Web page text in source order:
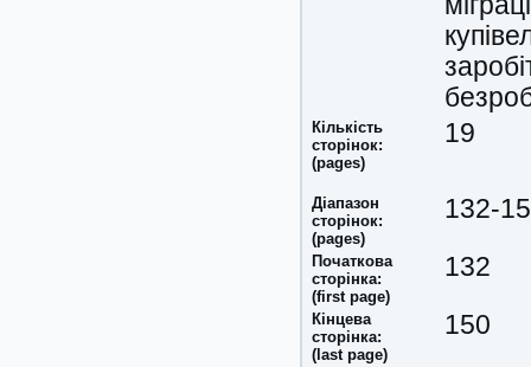
Кількість
сторінок:
(pages)
19
Діапазон
сторінок:
(pages)
132-
Початкова
сторінка:
(first page)
132
Кінцева
сторінка:
(last page)
150